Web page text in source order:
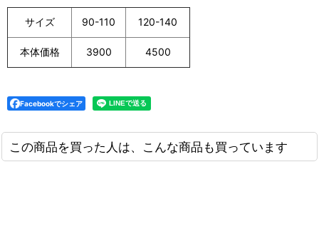
サイズ 90-110 120-140
本体価格 3900 4500
Facebookでシェア
この商品を買った人は、こんな商品も買っています